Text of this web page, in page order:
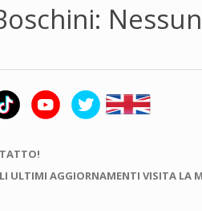
ULTIMI AGGIORNAMENTI VISITA LA